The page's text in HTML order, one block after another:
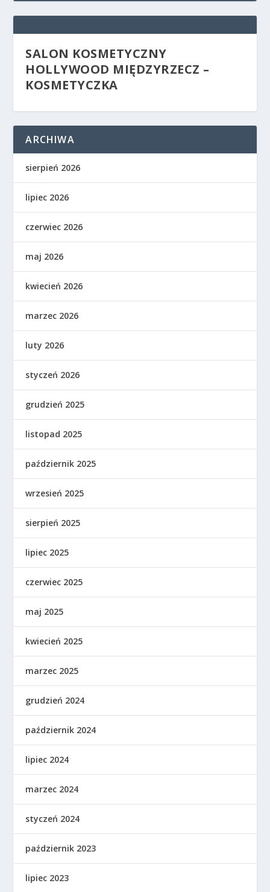
SALON KOSMETYCZNY
HOLLYWOOD MIĘDZYRZECZ –
KOSMETYCZKA
ARCHIWA
sierpień 2026
lipiec 2026
czerwiec 2026
maj 2026
kwiecień 2026
marzec 2026
luty 2026
styczeń 2026
grudzień 2025
listopad 2025
październik 2025
wrzesień 2025
sierpień 2025
lipiec 2025
czerwiec 2025
maj 2025
kwiecień 2025
marzec 2025
grudzień 2024
październik 2024
lipiec 2024
marzec 2024
styczeń 2024
październik 2023
lipiec 2023